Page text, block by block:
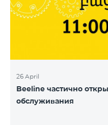
26 April
Beeline частично
обслуживания